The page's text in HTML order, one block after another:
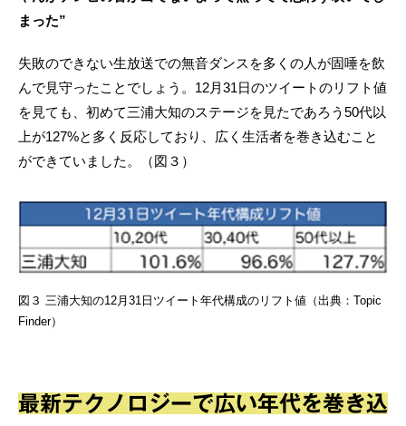
まった”
失敗のできない生放送での無音ダンスを多くの人が固唾を飲
んで見守ったことでしょう。12月31日のツイートのリフト値
を見ても、初めて三浦大知のステージを見たであろう50代以
上が127%と多く反応しており、広く生活者を巻き込むこと
ができていました。（図３）
図３ 三浦大知の12月31日ツイート年代構成のリフト値（出典：Topic
Finder）
最新テクノロジーで広い年代を巻き込